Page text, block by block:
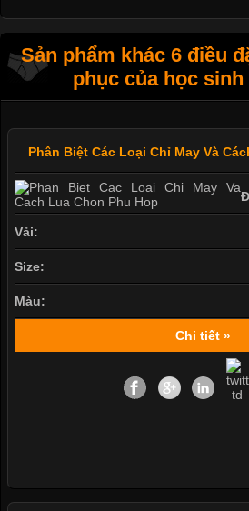
Sản phẩm khác 6 điều
phục của học sinh
Phân Biệt Các Loại Chỉ May Và
Vải:
Size:
Màu:
Chi tiết »